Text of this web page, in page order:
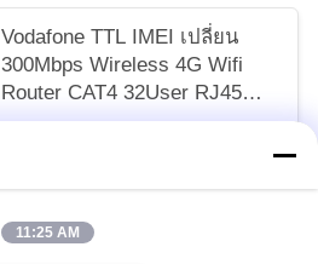
Vodafone TTL IMEI เปลี่ยน
300Mbps Wireless 4G Wifi
Router CAT4 32User RJ45
CPE
11:25 AM